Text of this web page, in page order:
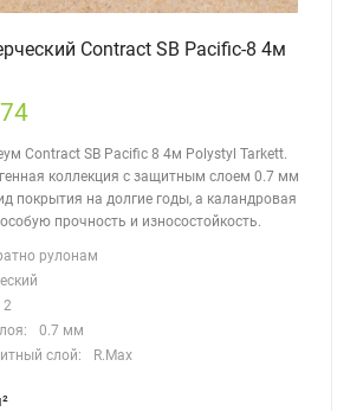
Contract SB Pacific-8 4м
Contract SB Pacific 8 4м Polystyl Tarkett.
коллекция с защитным слоем 0.7 мм
покрытия на долгие годы, а каландровая
прочность и износостойкость.
рулонам
2
0.7 мм
слой:
R.Max